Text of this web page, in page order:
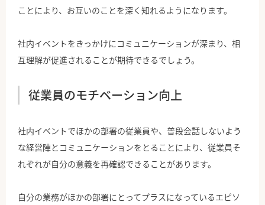
ことにより、お互いのことを深く知れるようになります。
社内イベントをきっかけにコミュニケーションが深まり、相
互理解が促進されることが期待できるでしょう。
従業員のモチベーション向上
社内イベントでほかの部署の従業員や、普段会話しないよう
な経営陣とコミュニケーションをとることにより、従業員そ
れぞれが自分の意義を再確認できることがあります。
自分の業務がほかの部署にとってプラスになっているエピソ